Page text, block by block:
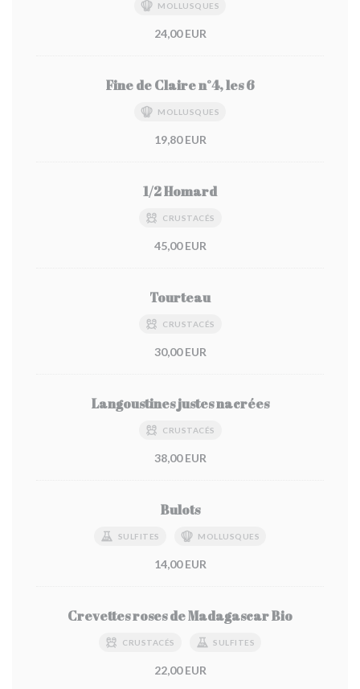
MOLLUSQUES
24,00 EUR
Fine de Claire n°4, les 6
MOLLUSQUES
19,80 EUR
1/2 Homard
CRUSTACÉS
45,00 EUR
Tourteau
CRUSTACÉS
30,00 EUR
Langoustines justes nacrées
CRUSTACÉS
38,00 EUR
Bulots
SULFITES MOLLUSQUES
14,00 EUR
Crevettes roses de Madagascar Bio
CRUSTACÉS SULFITES
22,00 EUR